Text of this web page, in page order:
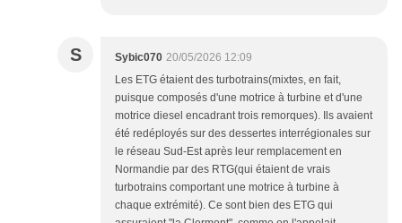
S Sybic070 20/05/2026 12:09
Les ETG étaient des turbotrains(mixtes, en fait,
puisque composés d'une motrice à turbine et d'une
motrice diesel encadrant trois remorques). Ils avaient
été redéployés sur des dessertes interrégionales sur
le réseau Sud-Est après leur remplacement en
Normandie par des RTG(qui étaient de vrais
turbotrains comportant une motrice à turbine à
chaque extrémité). Ce sont bien des ETG qui